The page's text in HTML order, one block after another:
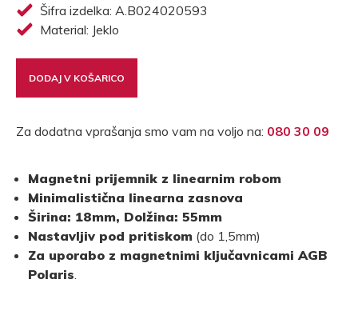
Šifra izdelka: A.B024020593
Material: Jeklo
DODAJ V KOŠARICO
Za dodatna vprašanja smo vam na voljo na: 080 30 09
Magnetni prijemnik z linearnim robom
Minimalistična linearna zasnova
Širina: 18mm, Dolžina: 55mm
Nastavljiv pod pritiskom (do 1,5mm)
Za uporabo z magnetnimi ključavnicami AGB
Polaris.